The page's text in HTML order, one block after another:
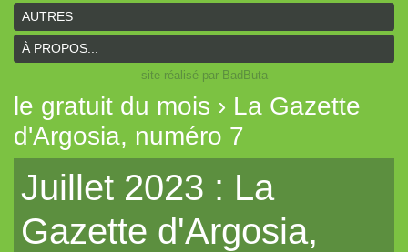
Titan&Fils 2020
Paysages
Histoires de la Montagne couronnée (Coeurs Vaillants)
Tout aléatoire pour IPP (Coeurs Vaillants)
Artemis (N.YX)
Les aventuriers du Continent perdu (Coeurs Vaillants)
AUTRES
À PROPOS...
site réalisé par BadButa
le gratuit du mois › La Gazette
d'Argosia, numéro 7
Juillet 2023 : La
Gazette d'Argosia,